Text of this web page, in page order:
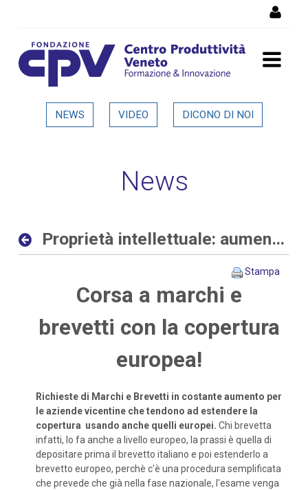
Proprietà intellettuale:
delle aziende allo sportello
evidenza
NEWS VIDEO DICONO DI NOI
News
Proprietà intellettuale: aumentano le richieste delle aziende allo sportello del CPV
Stampa
Corsa a marchi e
brevetti con la copertura
europea!
Richieste di Marchi e Brevetti in costante aumento per
le aziende vicentine che tendono ad estendere la
copertura usando anche quelli europei. Chi brevetta
infatti, lo fa anche a livello europeo, la prassi è quella di
depositare prima il brevetto italiano e poi estenderlo a
brevetto europeo, perchè c'è una procedura semplificata
che prevede che già nella fase nazionale, l'esame venga